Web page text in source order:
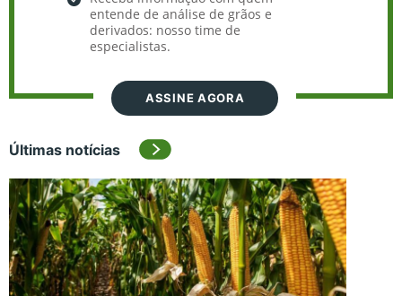
entende de análise de grãos e
derivados: nosso time de
especialistas.
ASSINE AGORA
Últimas notícias